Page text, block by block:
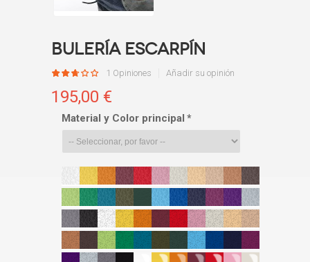
Bulería Escarpín
1 Opiniones Añadir su opinión
195,00 €
Material y Color principal *